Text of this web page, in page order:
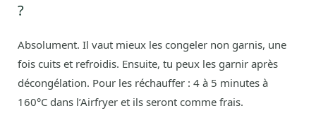
?
Absolument. Il vaut mieux les congeler non garnis, une
fois cuits et refroidis. Ensuite, tu peux les garnir après
décongélation. Pour les réchauffer : 4 à 5 minutes à
160°C dans l’Airfryer et ils seront comme frais.